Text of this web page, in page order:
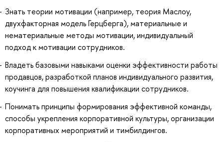
Знать теории мотивации (например, теория Маслоу,
двухфакторная модель Герцберга), материальные и
нематериальные методы мотивации, индивидуальный
подход к мотивации сотрудников.
Владеть базовыми навыками оценки эффективности работы
продавцов, разработкой планов индивидуального развития,
коучинга для повышения квалификации сотрудников.
Понимать принципы формирования эффективной команды,
способы укрепления корпоративной культуры, организации
корпоративных мероприятий и тимбилдингов.